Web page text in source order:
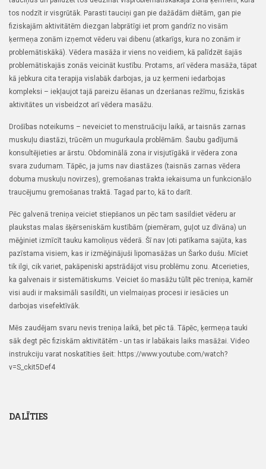
tos nodzīt ir visgrūtāk. Parasti tauciņi gan pie dažādām diētām, gan pie
fiziskajām aktivitātēm diezgan labprātīgi iet prom gandrīz no visām
ķermeņa zonām izņemot vēderu vai dibenu (atkarīgs, kura no zonām ir
problemātiskākā). Vēdera masāža ir viens no veidiem, kā palīdzēt šajās
problemātiskajās zonās veicināt kustību. Protams, arī vēdera masāža, tāpat
kā jebkura cita terapija vislabāk darbojas, ja uz ķermeni iedarbojas
kompleksi – iekļaujot tajā pareizu ēšanas un dzeršanas režīmu, fiziskās
aktivitātes un visbeidzot arī vēdera masāžu.
Drošības noteikums – neveiciet to menstruāciju laikā, ar taisnās zarnas
muskuļu diastāzi, trūcēm un mugurkaula problēmām. Šaubu gadījumā
konsultējieties ar ārstu. Obdominālā zona ir visjutīgākā ir vēdera zona
svara zudumam. Tāpēc, ja jums nav diastāzes (taisnās zarnas vēdera
dobuma muskuļu novirzes), gremošanas trakta iekaisuma un funkcionālo
traucējumu gremošanas traktā. Tagad par to, kā to darīt.
Pēc galvenā treniņa veiciet stiepšanos un pēc tam sasildiet vēderu ar
plaukstas malas šķērseniskām kustībām (piemēram, guļot uz dīvāna) un
mēģiniet izmīcīt tauku kamoliņus vēderā. Šī nav ļoti patīkama sajūta, kas
pazīstama visiem, kas ir izmēģinājuši lipomasāžas un Šarko dušu. Mīciet
tik ilgi, cik variet, pakāpeniski apstrādājot visu problēmu zonu. Atcerieties,
ka galvenais ir sistemātiskums. Veiciet šo masāžu tūlīt pēc treniņa, kamēr
visi audi ir maksimāli sasildīti, un vielmaiņas procesi ir iesācies un
darbojas visefektīvāk.
Mēs zaudējam svaru nevis treniņa laikā, bet pēc tā. Tāpēc, ķermeņa tauki
sāk degt pēc fiziskām aktivitātēm - un tas ir labākais laiks masāžai. Video
instrukciju varat noskatīties šeit: https://www.youtube.com/watch?
v=S_ckit5Def4
DALĪTIES